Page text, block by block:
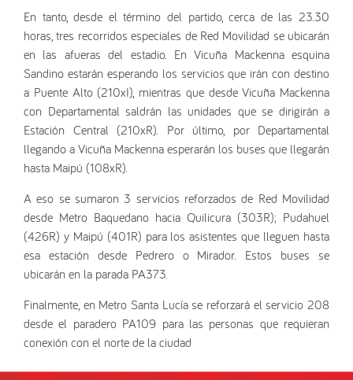
En tanto, desde el término del partido, cerca de las 23.30
horas, tres recorridos especiales de Red Movilidad se ubicarán
en las afueras del estadio. En Vicuña Mackenna esquina
Sandino estarán esperando los servicios que irán con destino
a Puente Alto (210xI), mientras que desde Vicuña Mackenna
con Departamental saldrán las unidades que se dirigirán a
Estación Central (210xR). Por último, por Departamental
llegando a Vicuña Mackenna esperarán los buses que llegarán
hasta Maipú (108xR).
A eso se sumaron 3 servicios reforzados de Red Movilidad
desde Metro Baquedano hacia Quilicura (303R); Pudahuel
(426R) y Maipú (401R) para los asistentes que lleguen hasta
esa estación desde Pedrero o Mirador. Estos buses se
ubicarán en la parada PA373.
Finalmente, en Metro Santa Lucía se reforzará el servicio 208
desde el paradero PA109 para las personas que requieran
conexión con el norte de la ciudad